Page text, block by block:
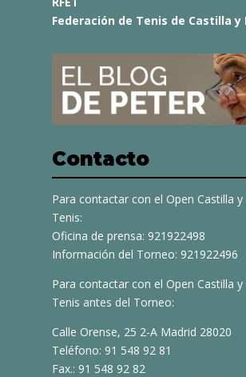
Federación de Tenis de Castilla y
Contacto
Para contactar con el Open Castilla
Tenis:
Oficina de prensa: 921922498
Información del Torneo: 921922496
Para contactar con el Open Castilla
Tenis antes del Torneo:
Calle Orense, 25 2-A Madrid 28020
Teléfono: 91 548 92 81
Fax.: 91 548 92 82